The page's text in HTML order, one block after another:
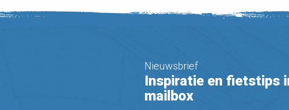
Nieuwsbrief
Inspiratie en fietstips
mailbox